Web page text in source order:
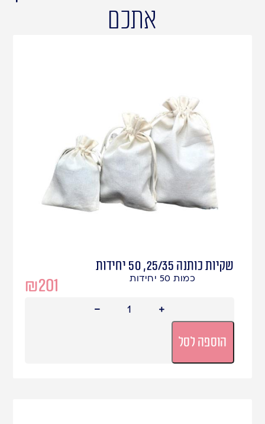
אתכם
שקיות כותנה 25/35, 50 יחידות
₪201 כמות 50 יחידות
הוספה לסל